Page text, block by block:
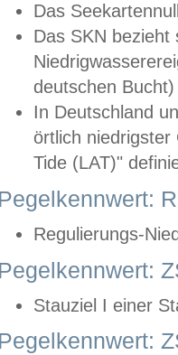
Das
Das SKN
deutschen
In Deutschland
örtlich
Tide (LAT)"
Pegelkennwert:
Regulierungs-
Pegelkennwert:
Stauziel I einer
Pegelkennwert: